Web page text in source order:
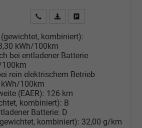
Kontakt & Angebot anfordern
PDF-Datei, Fahrzeugexposé
kombiniert):
kWh/100km
bei entladener Batterie
rein elektrischem Betrieb
kWh/100km
(EAER): 126 km
kombiniert): B
Batterie: D
kombiniert): 32,00 g/km